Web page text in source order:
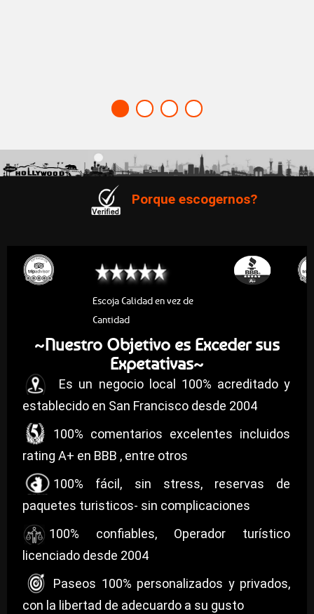
Porque escogernos?
Escoja Calidad en vez de
Cantidad
~Nuestro Objetivo es Exceder sus
Expetativas~
Es un negocio local 100% acreditado y
establecido en San Francisco desde 2004
100% comentarios excelentes incluidos
rating A+ en BBB , entre otros
100% fácil, sin stress, reservas de
paquetes turisticos- sin complicaciones
100% confiables, Operador turístico
licenciado desde 2004
Paseos 100% personalizados y privados,
con la libertad de adecuardo a su gusto